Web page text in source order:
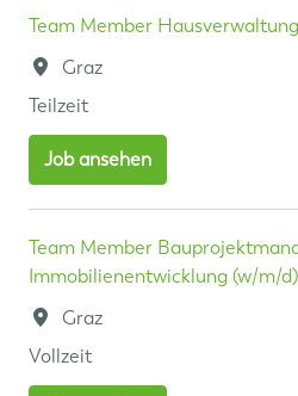
Team Member
Graz
Teilzeit
Job ansehen
Team Member
Immobilienentwicklung (w/m/d)
Graz
Vollzeit